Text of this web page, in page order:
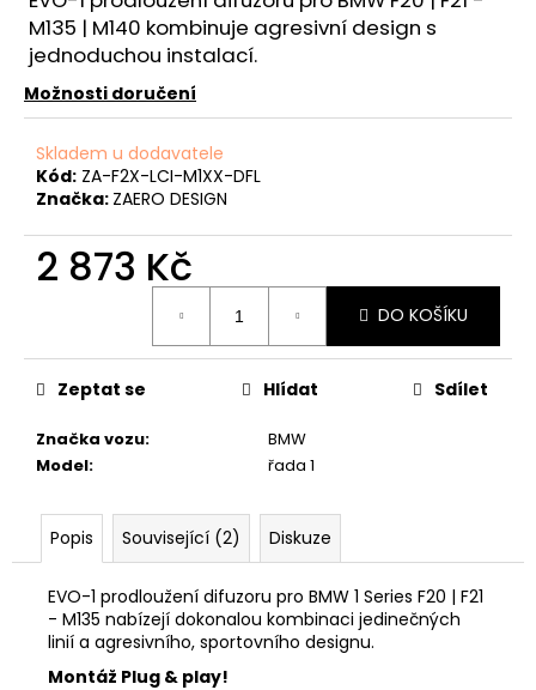
M135 | M140 kombinuje agresivní design s
jednoduchou instalací.
Možnosti doručení
Skladem u dodavatele
Kód: ZA-F2X-LCI-M1XX-DFL
Značka: ZAERO DESIGN
2 873 Kč
DO KOŠÍKU
Značka vozu:
BMW
Model: řada 1
Zeptat se Hlídat Sdílet
Popis Související (2) Diskuze
EVO-1 prodloužení difuzoru pro BMW 1 Series F20 | F21
- M135 nabízejí dokonalou kombinaci jedinečných
linií a agresivního, sportovního designu.
Montáž Plug & play!
APR
IRIDIUM
PRO
SPORTOVNÍ
ZAPALOVACÍ
1,8
TSI
2,0
TSI
2,5
TFSI
4,0
EVO
Kč